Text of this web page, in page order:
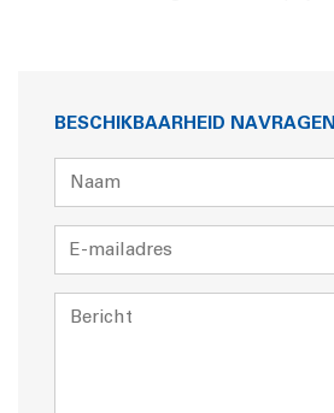
BESCHIKBAARHEID NAVRAGEN